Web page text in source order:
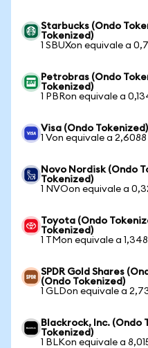
Starbucks (Ondo
Tokenized)
1 SBUXon equivale a
Petrobras (Ondo
Tokenized)
1 PBRon equivale a
Visa (Ondo
1 Von equivale a 2,6088
Novo Nordisk (Ondo
Tokenized)
1 NVOon equivale a
Toyota (Ondo
Tokenized)
1 TMon equivale a
SPDR Gold Shares
(Ondo Tokenized)
1 GLDon equivale a
Blackrock, Inc. (Ondo
Tokenized)
1 BLKon equivale a